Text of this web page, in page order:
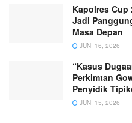
Kapolres Cup
Jadi
Masa Depan
JUNI 16, 2026
“Kasus
Perkimtan
Penyidik
JUNI 15, 2026